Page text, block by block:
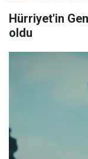
Hürriyet'in
oldu